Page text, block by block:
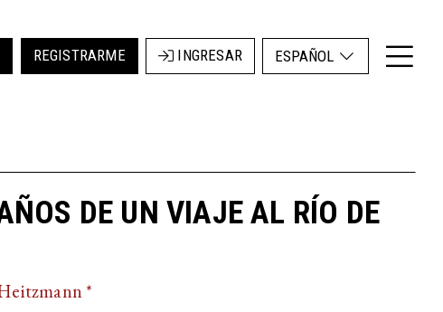
REGISTRARME INGRESAR ESPAÑOL
DE UN VIAJE AL RÍO DE
*